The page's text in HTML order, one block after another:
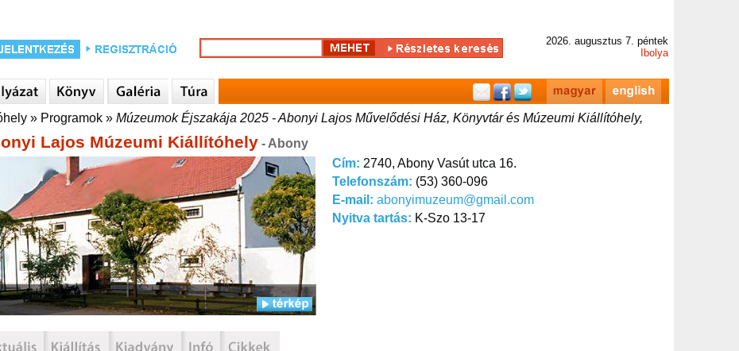
2026. augusztus 7. péntek
Ibolya
» Programok » Múzeumok Éjszakája 2025 - Abonyi Lajos Művelődési Ház, Könyvtár és Múzeumi Kiállítóhely,
Lajos Múzeumi Kiállítóhely - Abony
Cím: 2740, Abony Vasút utca 16.
Telefonszám: (53) 360-096
E-mail: abonyimuzeum@gmail.com
Nyitva tartás: K-Szo 13-17